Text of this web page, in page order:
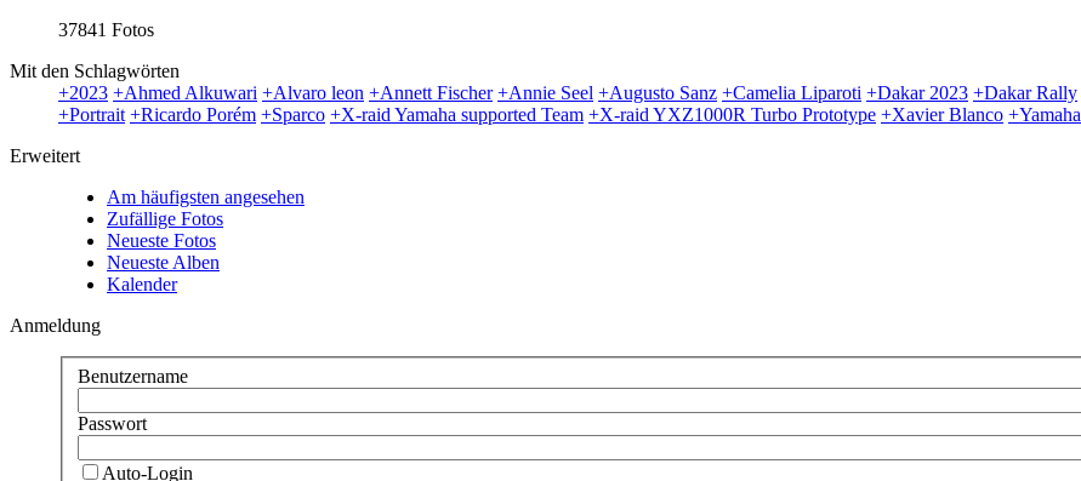
37841 Fotos
Mit den Schlagwörten
+2023 +Ahmed Alkuwari +Alvaro leon +Annett Fischer +Annie Seel +Augusto Sanz +Camelia Liparoti +Dakar 2023 +Dakar Rally
+Portrait +Ricardo Porém +Sparco +X-raid Yamaha supported Team +X-raid YXZ1000R Turbo Prototype +Xavier Blanco +Yamaha
Erweitert
Am häufigsten angesehen
Zufällige Fotos
Neueste Fotos
Neueste Alben
Kalender
Anmeldung
Benutzername
Passwort
Auto-Login